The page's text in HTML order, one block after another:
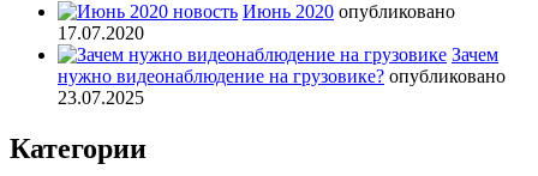
Июнь 2020 опубликовано
17.07.2020
Зачем
нужно видеонаблюдение на грузовике? опубликовано
23.07.2025
Категории